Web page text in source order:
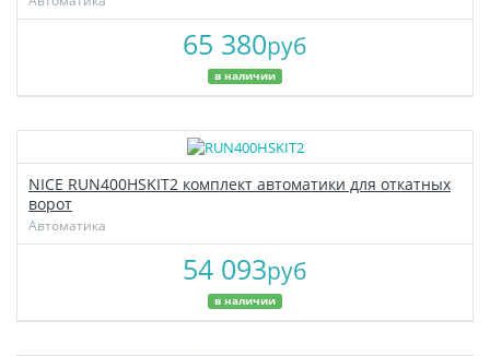
65 380руб
в наличии
NICE RUN400HSKIT2 комплект автоматики для откатных
ворот
Автоматика
54 093руб
в наличии